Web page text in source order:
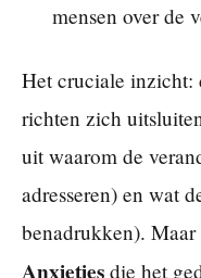
mensen over de
Het cruciale inzicht:
richten zich
uit waarom de
adresseren) en wat
benadrukken).
Anxieties die het